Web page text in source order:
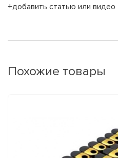
+добавить статью или видео
Похожие товары